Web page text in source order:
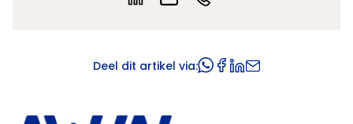
Deel dit artikel via: